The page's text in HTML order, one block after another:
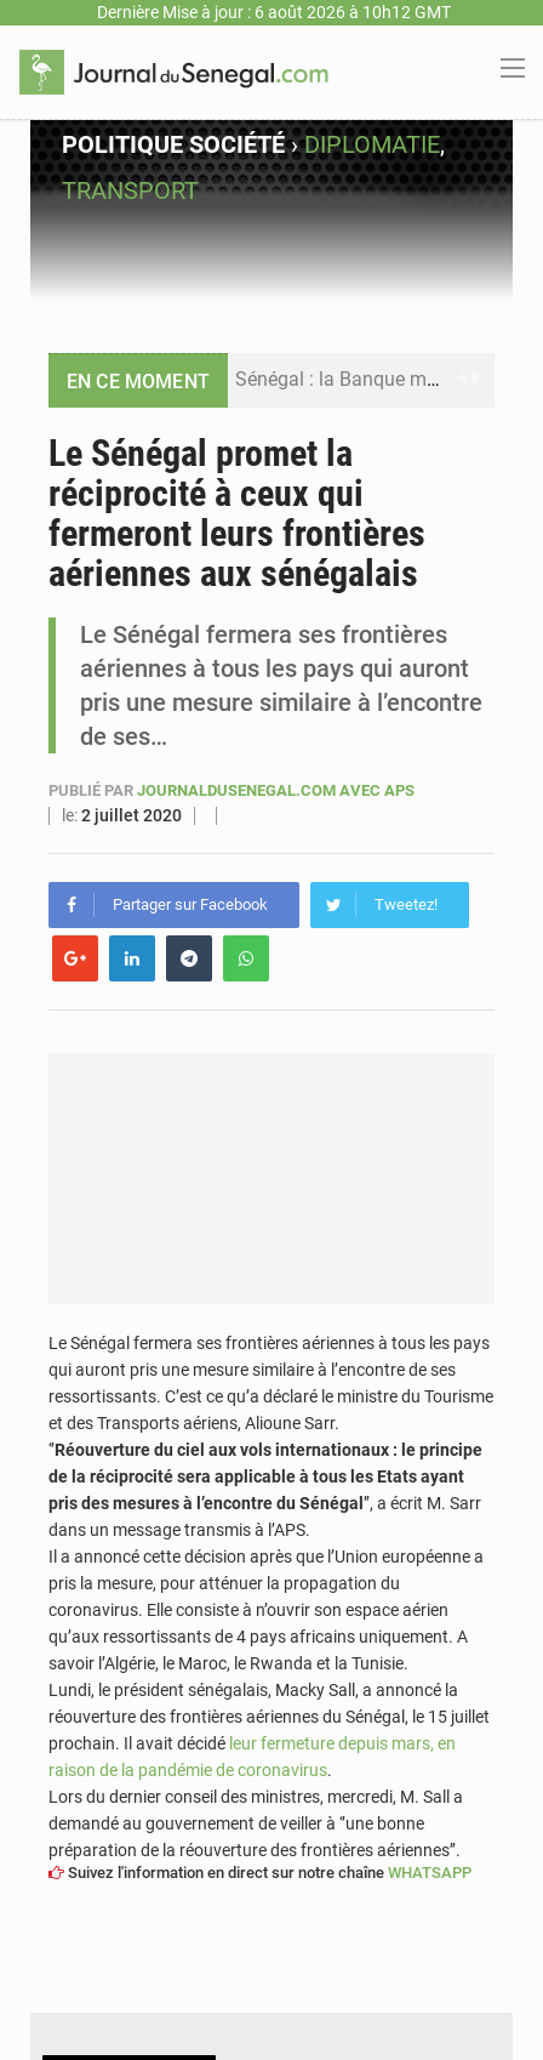
Dernière Mise à jour : 6 août 2026 à 10h12 GMT
POLITIQUESOCIÉTÉ›DIPLOMATIE,
TRANSPORT
EN CE MOMENT Sénégal : la Banque mondiale annonce un financement de 340 milliards FCFA pour soutenir les priorités de la Vision Sénégal 2050
Le Sénégal promet la
réciprocité à ceux qui
fermeront leurs frontières
aériennes aux sénégalais
Le Sénégal fermera ses frontières
aériennes à tous les pays qui auront
pris une mesure similaire à l’encontre
de ses…
PUBLIÉ PAR JOURNALDUSENEGAL.COM AVEC APS
le:2 juillet 2020
Partager sur Facebook Tweetez!
Le Sénégal fermera ses frontières aériennes à tous les pays
qui auront pris une mesure similaire à l’encontre de ses
ressortissants. C’est ce qu’a déclaré le ministre du Tourisme
et des Transports aériens, Alioune Sarr.
‘’Réouverture du ciel aux vols internationaux : le principe
de la réciprocité sera applicable à tous les Etats ayant
pris des mesures à l’encontre du Sénégal ’’, a écrit M. Sarr
dans un message transmis à l’APS.
Il a annoncé cette décision après que l’Union européenne a
pris la mesure, pour atténuer la propagation du
coronavirus. Elle consiste à n’ouvrir son espace aérien
qu’aux ressortissants de 4 pays africains uniquement. A
savoir l’Algérie, le Maroc, le Rwanda et la Tunisie.
Lundi, le président sénégalais, Macky Sall, a annoncé la
réouverture des frontières aériennes du Sénégal, le 15 juillet
prochain. Il avait décidé leur fermeture depuis mars, en
raison de la pandémie de coronavirus.
Lors du dernier conseil des ministres, mercredi, M. Sall a
demandé au gouvernement de veiller à ‘’une bonne
préparation de la réouverture des frontières aériennes’’.
Suivez l'information en direct sur notre chaîne WHATSAPP